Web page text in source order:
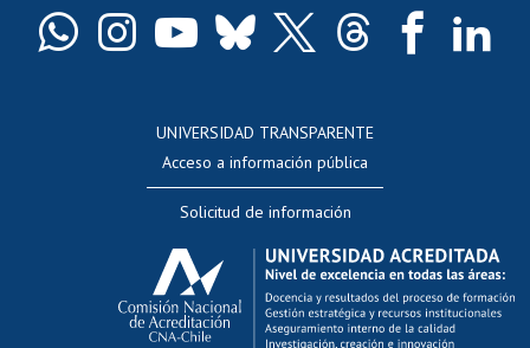
Docentes
Perfeccionamiento
Editar Portafolio Académico
Evaluación docente
Calificación académica
Postulación al AUCAI
Funcionarias/os
UNIVERSIDAD TRANSPARENTE
Acceso a información pública
Solicitud de información